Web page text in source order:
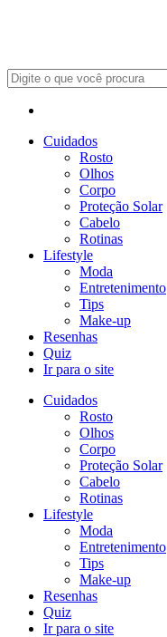
Cuidados
Rosto
Olhos
Corpo
Proteção Solar
Cabelo
Rotinas
Lifestyle
Moda
Entretenimento
Tips
Make-up
Resenhas
Quiz
Ir para o site
Cuidados
Rosto
Olhos
Corpo
Proteção Solar
Cabelo
Rotinas
Lifestyle
Moda
Entretenimento
Tips
Make-up
Resenhas
Quiz
Ir para o site